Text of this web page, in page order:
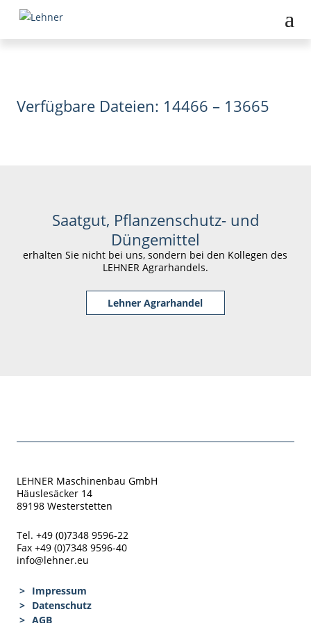
Verfügbare Dateien: 14466 – 13665
Saatgut, Pflanzenschutz- und
Düngemittel
erhalten Sie nicht bei uns, sondern bei den Kollegen des
LEHNER Agrarhandels.
Lehner Agrarhandel
LEHNER Maschinenbau GmbH
Häuslesäcker 14
89198 Westerstetten
Tel. +49 (0)7348 9596-22
Fax +49 (0)7348 9596-40
info@lehner.eu
Impressum
Datenschutz
AGB